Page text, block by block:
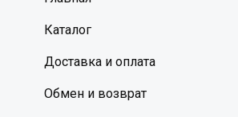
Каталог
Доставка и оплата
Обмен и возврат